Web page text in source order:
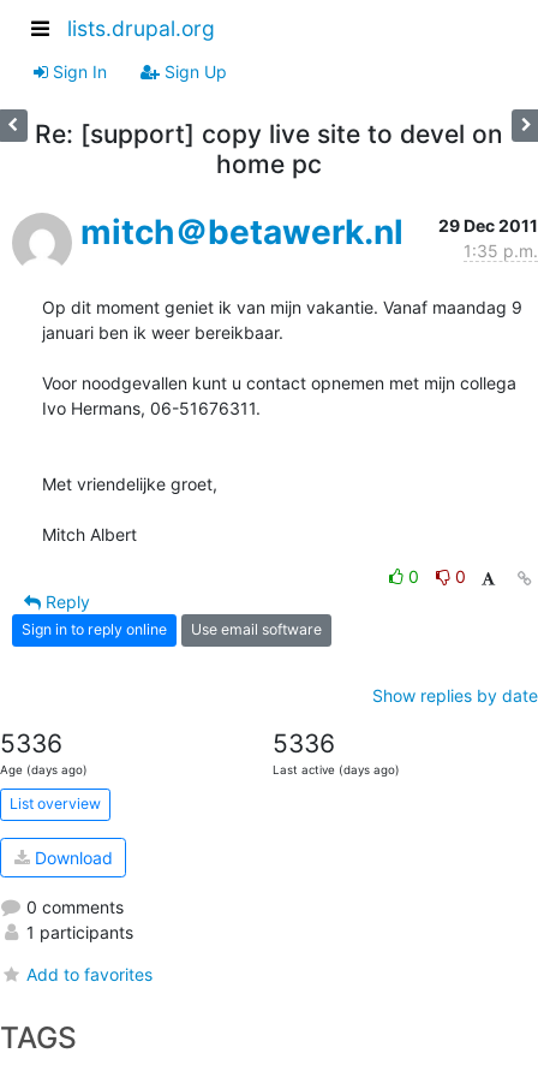
lists.drupal.org
Sign In Sign Up
Re: [support] copy live site to devel on
home pc
mitch＠betawerk.nl
29 Dec 2011
1:35 p.m.
Op dit moment geniet ik van mijn vakantie. Vanaf maandag 9
januari ben ik weer bereikbaar.
Voor noodgevallen kunt u contact opnemen met mijn collega
Ivo Hermans, 06-51676311.
Met vriendelijke groet,
Mitch Albert
0
0
Reply
Sign in to reply online Use email software
Show replies by date
5336
Age (days ago)
5336
Last active (days ago)
List overview
Download
0 comments
1 participants
Add to favorites
TAGS